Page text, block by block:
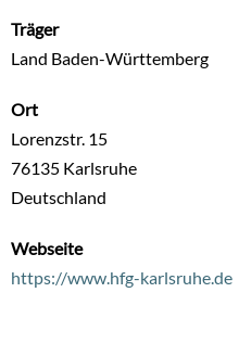
Träger
Land Baden-Württemberg
Ort
Lorenzstr. 15
76135 Karlsruhe
Deutschland
Webseite
https://www.hfg-karlsruhe.de